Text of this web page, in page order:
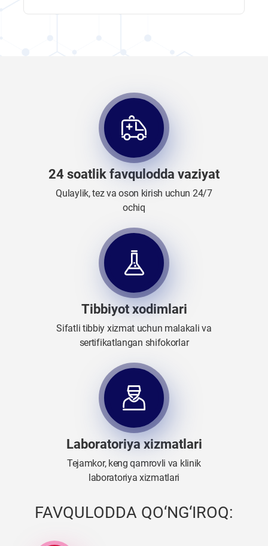
24 soatlik favqulodda vaziyat
Qulaylik, tez va oson kirish uchun 24/7
ochiq
Tibbiyot xodimlari
Sifatli tibbiy xizmat uchun malakali va
sertifikatlangan shifokorlar
Laboratoriya xizmatlari
Tejamkor, keng qamrovli va klinik
laboratoriya xizmatlari
FAVQULODDA QO‘NG‘IROQ: